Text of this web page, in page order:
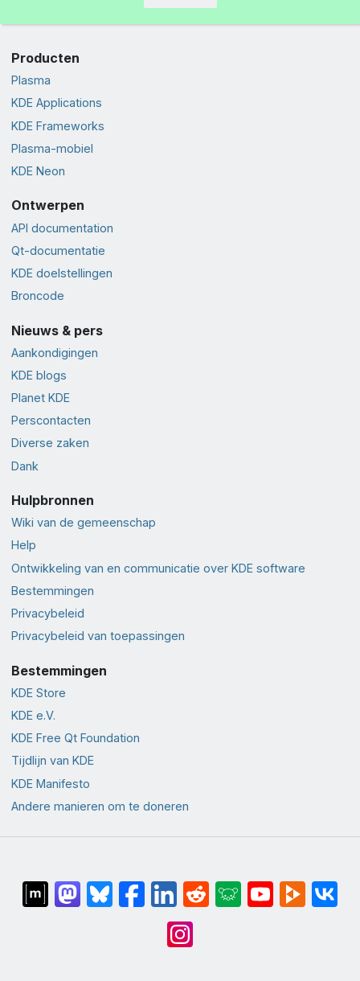
Producten
Plasma
KDE Applications
KDE Frameworks
Plasma-mobiel
KDE Neon
Ontwerpen
API documentation
Qt-documentatie
KDE doelstellingen
Broncode
Nieuws & pers
Aankondigingen
KDE blogs
Planet KDE
Perscontacten
Diverse zaken
Dank
Hulpbronnen
Wiki van de gemeenschap
Help
Ontwikkeling van en communicatie over KDE software
Bestemmingen
Privacybeleid
Privacybeleid van toepassingen
Bestemmingen
KDE Store
KDE e.V.
KDE Free Qt Foundation
Tijdlijn van KDE
KDE Manifesto
Andere manieren om te doneren